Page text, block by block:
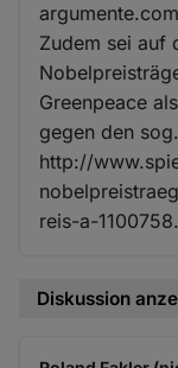
Zudem sei auf
Greenpeace
gegen den
http://
reis-a-
Diskussion